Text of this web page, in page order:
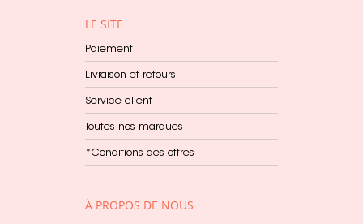
LE SITE
Paiement
Livraison et retours
Service client
Toutes nos marques
*Conditions des offres
À PROPOS DE NOUS